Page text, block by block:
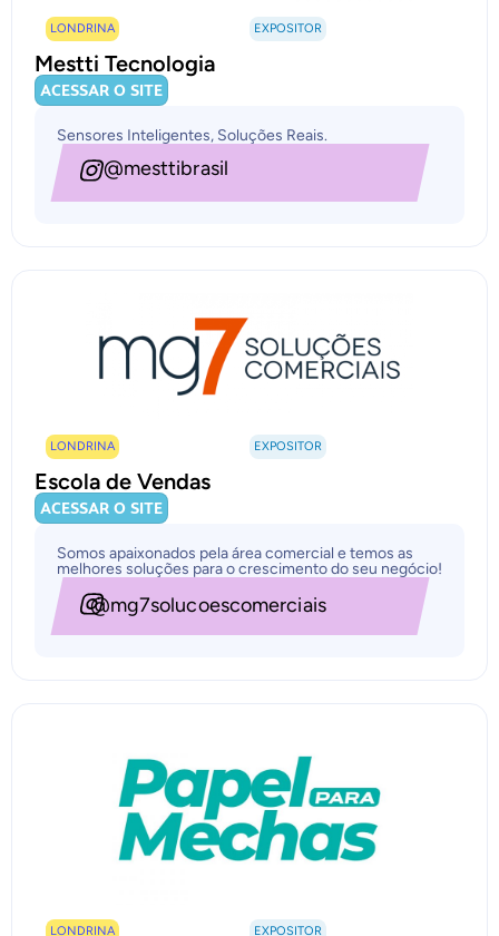
LONDRINA EXPOSITOR
Mestti Tecnologia
ACESSAR O SITE
Sensores Inteligentes, Soluções Reais.
@mesttibrasil
LONDRINA EXPOSITOR
Escola de Vendas
ACESSAR O SITE
Somos apaixonados pela área comercial e temos as
melhores soluções para o crescimento do seu negócio!
@mg7solucoescomerciais
LONDRINA EXPOSITOR